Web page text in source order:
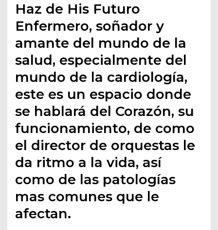
Haz de His Futuro
Enfermero, soñador y
amante del mundo de la
salud, especialmente del
mundo de la cardiología,
este es un espacio donde
se hablará del Corazón, su
funcionamiento, de como
el director de orquestas le
da ritmo a la vida, así
como de las patologías
mas comunes que le
afectan.